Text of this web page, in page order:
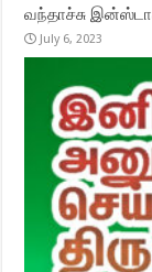
வந்தாச்சு
July 6, 2023